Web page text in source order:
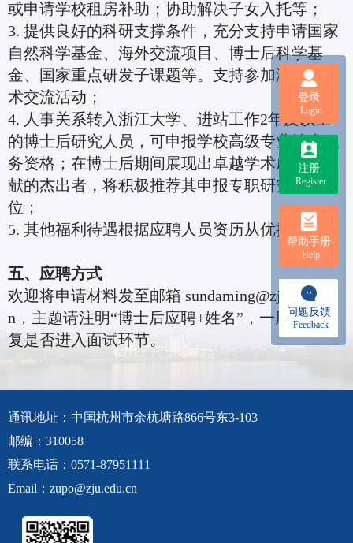
或申请学校租房补助；协助解决子女入托等；
3. 提供良好的科研支撑条件，充分支持申请国家
自然科学基金、海外交流项目、博士后科学基
金、国家重点研发子课题等。支持参加海内外学
术交流活动；
4. 人事关系转入浙江大学、进站工作2年及以上
的博士后研究人员，可申报学校高级专业技术职
务资格；在博士后期间展现出卓越学术成就与贡
献的杰出者，将积极推荐其申报专职研究员等岗
位；
5. 其他福利待遇根据应聘人员资历从优提供。
五、应聘方式
欢迎将申请材料发至邮箱 sundaming@zju.edu.c
n，主题请注明“博士后应聘+姓名”，一周内将回
复是否进入面试环节。
登录
Login
注册
Register
帮助手册
Help
问题反馈
Feedback
通讯地址：中国杭州市余杭塘路866号东3-103
邮编：310058
联系电话：0571-87951111
Email：zupo@zju.edu.cn